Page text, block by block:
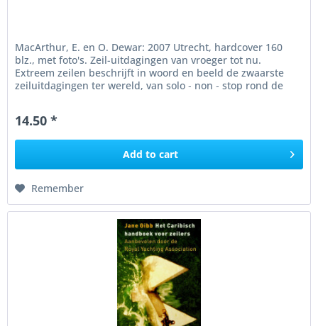
MacArthur, E. en O. Dewar: 2007 Utrecht, hardcover 160
blz., met foto's. Zeil-uitdagingen van vroeger tot nu.
Extreem zeilen beschrijft in woord en beeld de zwaarste
zeiluitdagingen ter wereld, van solo ‑ non ‑ stop rond de
14.50 *
Add to cart
Remember